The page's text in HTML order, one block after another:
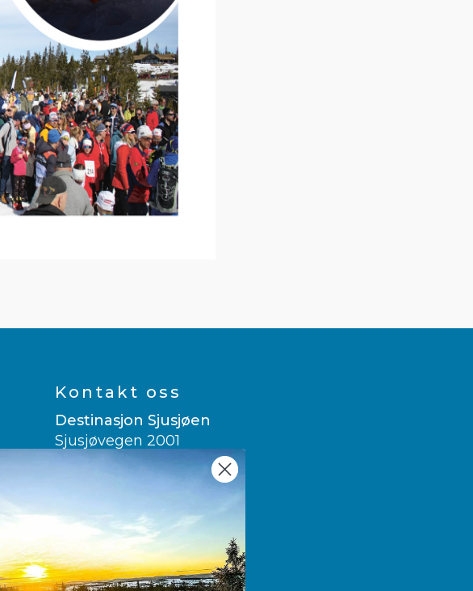
Kontakt oss
Destinasjon Sjusjøen
Sjusjøvegen 2001
2612 Sjusjøen
post@visitsjusjoen.no
Google translate